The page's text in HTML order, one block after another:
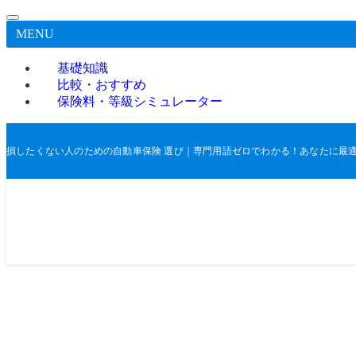
MENU
基礎知識
比較・おすすめ
保険料・等級シミュレーター
損したくない人のための自動車保険 選び｜専門用語ゼロでわかる！あなたに最